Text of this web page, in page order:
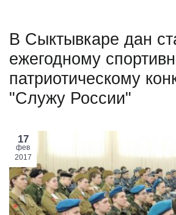
В Сыктывкаре дан
ежегодному
патриотическому
"Служу России"
17
фев
2017